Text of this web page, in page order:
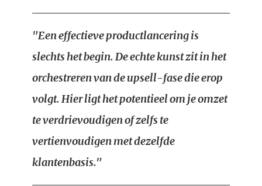
"Een effectieve productlancering is
slechts het begin. De echte kunst zit in het
orchestreren van de upsell-fase die erop
volgt. Hier ligt het potentieel om je omzet
te verdrievoudigen of zelfs te
vertienvoudigen met dezelfde
klantenbasis."